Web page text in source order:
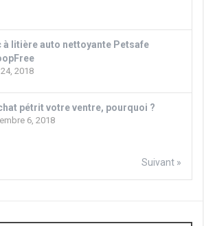
à litière auto nettoyante Petsafe
2018
pétrit votre ventre, pourquoi ?
6, 2018
Suivant »